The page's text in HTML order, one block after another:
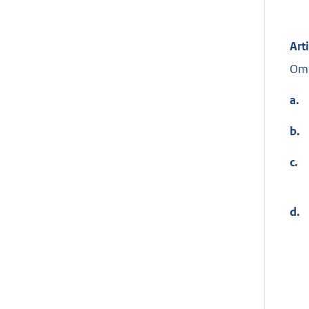
a.
b.
c.
d.